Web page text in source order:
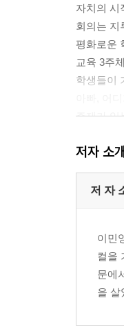
자치의 시
회의는 지
평화로운
교육 3주
학생들이
주제가 있
학교, 자치
2장 학교,
저 새× 또
미련 없
마침내
다시 돌
저자 소개
저 자
이민
컬을
문에
을 살